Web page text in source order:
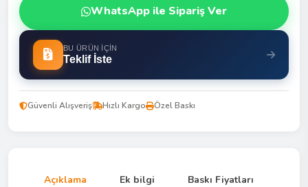
WhatsApp ile Sipariş Ver
BU ÜRÜN İÇIN
Teklif İste
Güvenli Alışveriş Hızlı Kargo Özel Baskı
Açıklama Ek bilgi Baskı Fiyatları